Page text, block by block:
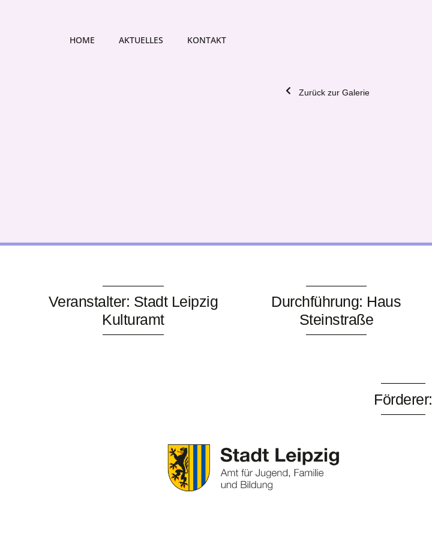
HOME AKTUELLES KONTAKT
Zurück zur Galerie
Veranstalter: Stadt Leipzig
Kulturamt
Durchführung: Haus
Steinstraße
Förderer: